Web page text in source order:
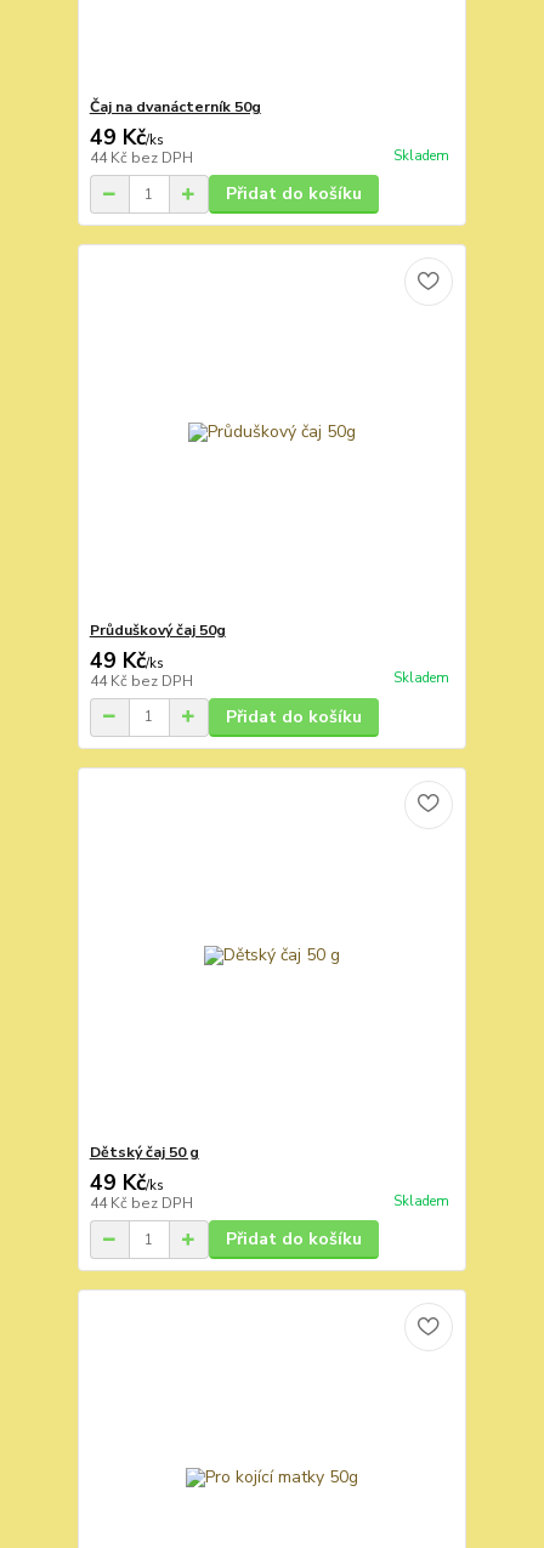
Čaj na dvanácterník 50g
49 Kč/ks
44 Kč bez DPH Skladem
Přidat do košíku
Průduškový čaj 50g
49 Kč/ks
44 Kč bez DPH Skladem
Přidat do košíku
Dětský čaj 50 g
49 Kč/ks
44 Kč bez DPH Skladem
Přidat do košíku